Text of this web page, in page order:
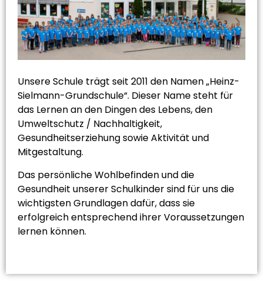
Unsere Schule trägt seit 2011 den Namen „Heinz-
Sielmann-Grundschule“. Dieser Name steht für
das Lernen an den Dingen des Lebens, den
Umweltschutz / Nachhaltigkeit,
Gesundheitserziehung sowie Aktivität und
Mitgestaltung.
Das persönliche Wohlbefinden und die
Gesundheit unserer Schulkinder sind für uns die
wichtigsten Grundlagen dafür, dass sie
erfolgreich entsprechend ihrer Voraussetzungen
lernen können.